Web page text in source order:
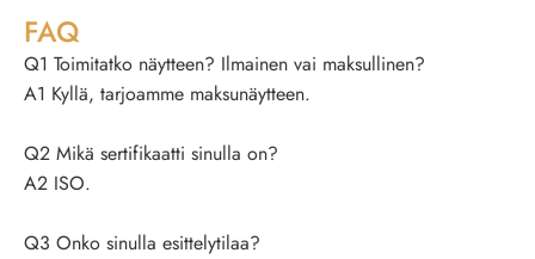
FAQ
Q1 Toimitatko näytteen? Ilmainen vai maksullinen?
A1 Kyllä, tarjoamme maksunäytteen.
Q2 Mikä sertifikaatti sinulla on?
A2 ISO.
Q3 Onko sinulla esittelytilaa?